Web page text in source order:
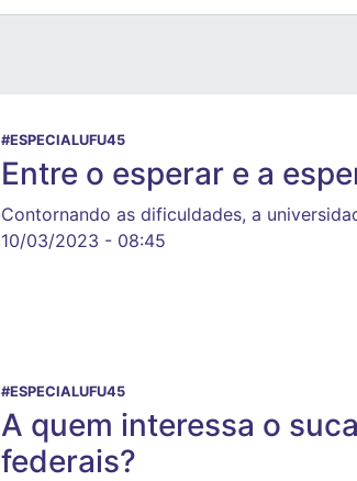
#ESPECIALUFU45
Entre o esperar e a
Contornando as dificuldades, a
10/03/2023 - 08:45
#ESPECIALUFU45
A quem interessa o
federais?